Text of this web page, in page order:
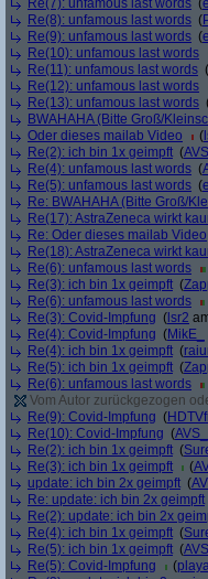
Re(7): unfamous last words (
Re(8): unfamous last words (
Re(9): unfamous last words (
Re(10): unfamous last words
Re(11): unfamous last words (
Re(12): unfamous last words
Re(13): unfamous last words
BWAHAHA (Bitte Groß/
Oder dieses mailab Video
(
Re(2): ich bin 1x geimpft (
Re(4): unfamous last words (
Re(5): unfamous last words (
Re: BWAHAHA (Bitte Groß/
Re(17): AstraZeneca wirkt
Re: Oder dieses mailab Video
Re(18): AstraZeneca wirkt
Re(6): unfamous last words
Re(3): ich bin 1x geimpft (
Re(6): unfamous last words
Re(3): Covid-Impfung ( lsr2
Re(4): Covid-Impfung (MikE_
Re(4): ich bin 1x geimpft (
Re(5): ich bin 1x geimpft (
Re(6): unfamous last words
Vom Autor zurückgezogen
Re(9): Covid-Impfung (
Re(10): Covid-Impfung (
Re(2): ich bin 1x geimpft (
Re(3): ich bin 1x geimpft
(
update: ich bin 2x geimpft (
Re: update: ich bin 2x geimpft
Re(2): update: ich bin 2x
Re(4): ich bin 1x geimpft (
Re(5): ich bin 1x geimpft (
Re(5): Covid-Impfung
(